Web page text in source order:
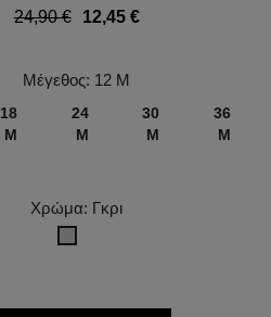
24,90 € 12,45 €
Μέγεθος: 12 Μ
18
Μ
24
Μ
30
Μ
36
Μ
Χρώμα: Γκρι